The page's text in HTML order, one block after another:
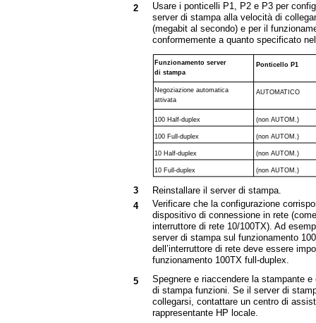
2
Usare i ponticelli P1, P2 e P3 per
server di stampa alla velocità di
(megabit al secondo) e per il
conformemente a quanto specificato
3
Reinstallare il server di stampa.
4
Verificare che la configurazione
dispositivo di connessione in rete
interruttore di rete 10/100TX). Ad
server di stampa sul funzionamento
dell’interruttore di rete deve essere
funzionamento 100TX full-duplex.
5
Spegnere e riaccendere la stampante
di stampa funzioni. Se il server di
collegarsi, contattare un centro di
rappresentante HP locale.
Funzionamento server
di stampa
Ponticello P1
Negoziazione automatica
attivata
AUTOMATICO
100 Half-duplex (non AUTOM.)
100 Full-duplex (non AUTOM.)
10 Half-duplex (non AUTOM.)
10 Full-duplex (non AUTOM.)